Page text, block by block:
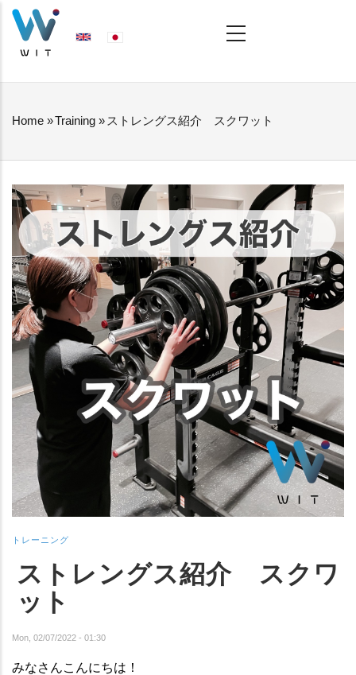
Skip
NAVIGATION
BREADCRUMB
Home »Training » ストレングス紹介 スクワット
トレーニング
ストレングス紹介 スクワ
ット
Mon, 02/07/2022 - 01:30
みなさんこんにちは！